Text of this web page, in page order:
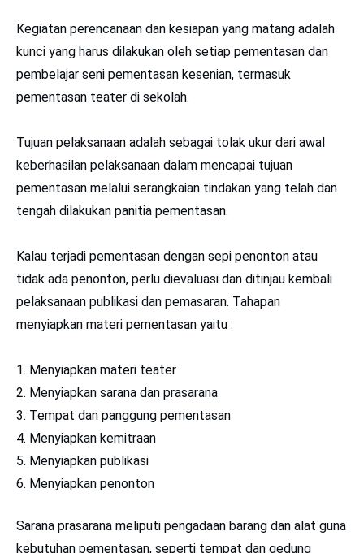
Kegiatan perencanaan dan kesiapan yang matang adalah
kunci yang harus dilakukan oleh setiap pementasan dan
pembelajar seni pementasan kesenian, termasuk
pementasan teater di sekolah.
Tujuan pelaksanaan adalah sebagai tolak ukur dari awal
keberhasilan pelaksanaan dalam mencapai tujuan
pementasan melalui serangkaian tindakan yang telah dan
tengah dilakukan panitia pementasan.
Kalau terjadi pementasan dengan sepi penonton atau
tidak ada penonton, perlu dievaluasi dan ditinjau kembali
pelaksanaan publikasi dan pemasaran. Tahapan
menyiapkan materi pementasan yaitu :
Menyiapkan materi teater
Menyiapkan sarana dan prasarana
Tempat dan panggung pementasan
Menyiapkan kemitraan
Menyiapkan publikasi
Menyiapkan penonton
Sarana prasarana meliputi pengadaan barang dan alat guna
kebutuhan pementasan, seperti tempat dan gedung